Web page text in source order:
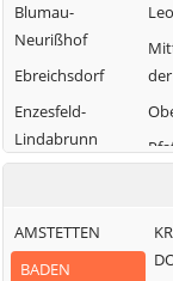
Blumau-
Neurißhof
Ebreichsdorf
Enzesfeld-
Lindabrunn
Günselsdorf
AMSTETTEN
BADEN